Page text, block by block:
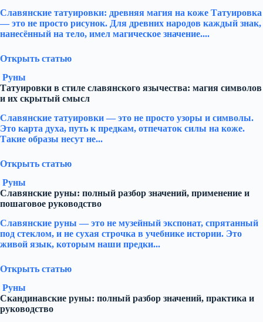
Славянские татуировки: древняя магия на коже Татуировка
— это не просто рисунок. Для древних народов каждый знак,
нанесённый на тело, имел магическое значение....
Открыть статью
Руны
Татуировки в стиле славянского язычества: магия символов
и их скрытый смысл
Славянские татуировки — это не просто узоры и символы.
Это карта духа, путь к предкам, отпечаток силы на коже.
Такие образы несут не...
Открыть статью
Руны
Славянские руны: полный разбор значений, применение и
пошаговое руководство
Славянские руны — это не музейный экспонат, спрятанный
под стеклом, и не сухая строчка в учебнике истории. Это
живой язык, которым наши предки...
Открыть статью
Руны
Скандинавские руны: полный разбор значений, практика и
руководство